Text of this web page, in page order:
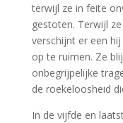
terwijl ze in feite
gestoten. Terwijl
verschijnt er een hij
op te ruimen. Ze
onbegrijpelijke
de roekeloosheid
In de vijfde en